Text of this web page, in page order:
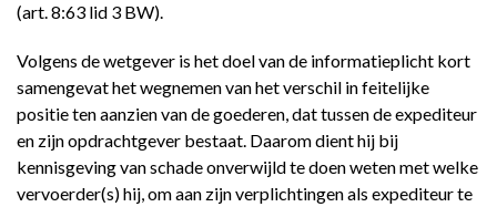
(art. 8:63 lid 3 BW).
Volgens de wetgever is het doel van de informatieplicht kort
samengevat het wegnemen van het verschil in feitelijke
positie ten aanzien van de goederen, dat tussen de expediteur
en zijn opdrachtgever bestaat. Daarom dient hij bij
kennisgeving van schade onverwijld te doen weten met welke
vervoerder(s) hij, om aan zijn verplichtingen als expediteur te